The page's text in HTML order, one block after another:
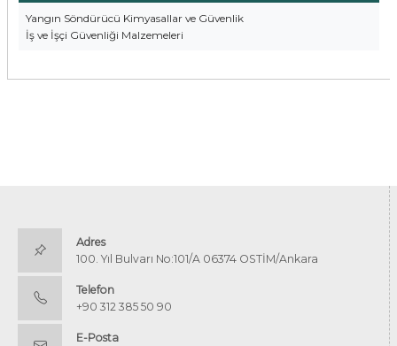
Yangın Söndürücü Kimyasallar ve Güvenlik
İş ve İşçi Güvenliği Malzemeleri
Adres
100. Yıl Bulvarı No:101/A 06374 OSTİM/Ankara
Telefon
+90 312 385 50 90
E-Posta